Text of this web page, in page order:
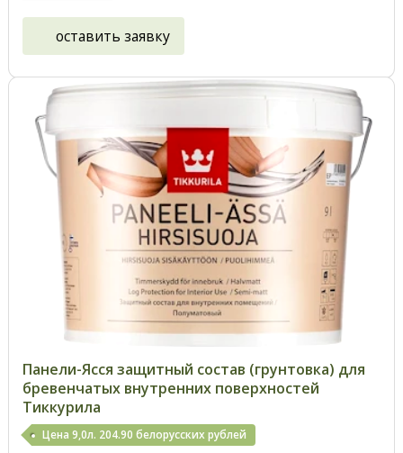
оставить заявку
Панели-Ясся защитный состав (грунтовка) для
бревенчатых внутренних поверхностей
Тиккурила
Цена 9,0л. 204.90 белорусских рублей